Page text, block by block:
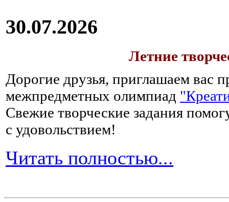
30.07.2026
Летние
Дорогие друзья, приглашаем вас
межпредметных олимпиад
Свежие творческие задания
с удовольствием!
Читать полностью...